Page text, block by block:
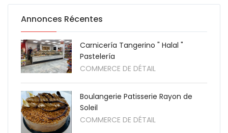
Annonces Récentes
Carnicería Tangerino " Halal "
Pastelería
COMMERCE DE DÉTAIL
Boulangerie Patisserie Rayon de
Soleil
COMMERCE DE DÉTAIL